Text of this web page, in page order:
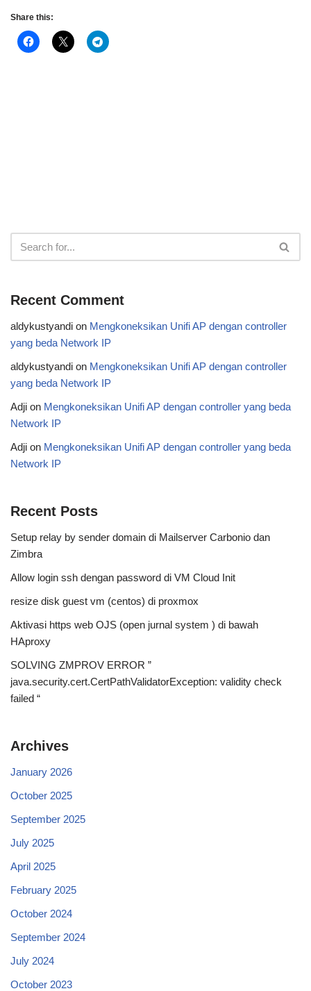
Share this:
Recent Comment
aldykustyandi on Mengkoneksikan Unifi AP dengan controller
yang beda Network IP
aldykustyandi on Mengkoneksikan Unifi AP dengan controller
yang beda Network IP
Adji on Mengkoneksikan Unifi AP dengan controller yang beda
Network IP
Adji on Mengkoneksikan Unifi AP dengan controller yang beda
Network IP
Recent Posts
Setup relay by sender domain di Mailserver Carbonio dan
Zimbra
Allow login ssh dengan password di VM Cloud Init
resize disk guest vm (centos) di proxmox
Aktivasi https web OJS (open jurnal system ) di bawah
HAproxy
SOLVING ZMPROV ERROR ”
java.security.cert.CertPathValidatorException: validity check
failed “
Archives
January 2026
October 2025
September 2025
July 2025
April 2025
February 2025
October 2024
September 2024
July 2024
October 2023